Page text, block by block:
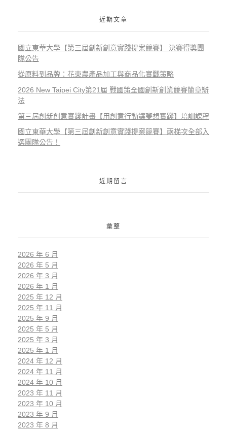
近期文章
國立東華大學【第三屆創新創意實踐提案競賽】 決賽得獎團
隊公告
從原料到品牌：花東農產品加工與商品化實戰策略
2026 New Taipei City第21屆 戰國策全國創新創業競賽簡章辦
法
第三屆創新創意實踐計畫【用創意行動讓夢想實踐】培訓課程
國立東華大學【第三屆創新創意實踐提案競賽】兩梯次全部入
選團隊公告！
近期留言
彙整
2026 年 6 月
2026 年 5 月
2026 年 3 月
2026 年 1 月
2025 年 12 月
2025 年 11 月
2025 年 9 月
2025 年 5 月
2025 年 3 月
2025 年 1 月
2024 年 12 月
2024 年 11 月
2024 年 10 月
2023 年 11 月
2023 年 10 月
2023 年 9 月
2023 年 8 月